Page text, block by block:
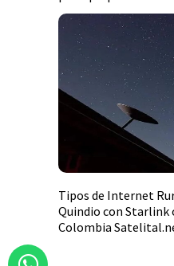
Tipos de Internet
Quindio con Starlink
Colombia